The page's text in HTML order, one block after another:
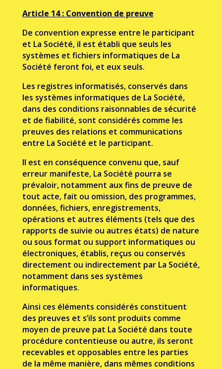
Article 14 : Convention de preuve
De convention expresse entre le participant
et La Société, il est établi que seuls les
systèmes et fichiers informatiques de La
Société feront foi, et eux seuls.
Les registres informatisés, conservés dans
les systèmes informatiques de La Société,
dans des conditions raisonnables de sécurité
et de fiabilité, sont considérés comme les
preuves des relations et communications
entre La Société et le participant.
Il est en conséquence convenu que, sauf
erreur manifeste, La Société pourra se
prévaloir, notamment aux fins de preuve de
tout acte, fait ou omission, des programmes,
données, fichiers, enregistrements,
opérations et autres éléments (tels que des
rapports de suivie ou autres états) de nature
ou sous format ou support informatiques ou
électroniques, établis, reçus ou conservés
directement ou indirectement par La Société,
notamment dans ses systèmes
informatiques.
Ainsi ces éléments considérés constituent
des preuves et s’ils sont produits comme
moyen de preuve pat La Société dans toute
procédure contentieuse ou autre, ils seront
recevables et opposables entre les parties
de la même manière, dans mêmes conditions